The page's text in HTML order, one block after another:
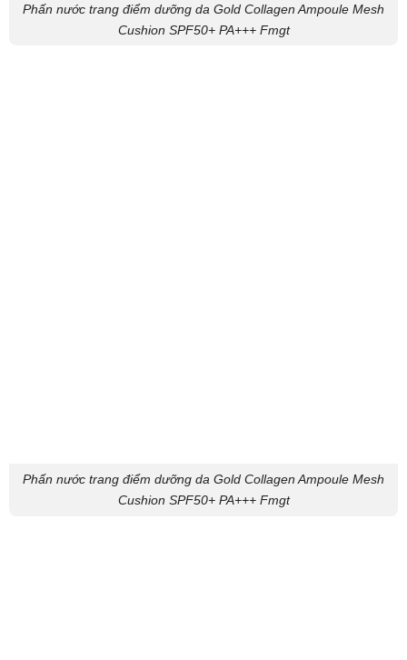
Phấn nước trang điểm dưỡng da Gold Collagen Ampoule Mesh
Cushion SPF50+ PA+++ Fmgt
Phấn nước trang điểm dưỡng da Gold Collagen Ampoule Mesh
Cushion SPF50+ PA+++ Fmgt